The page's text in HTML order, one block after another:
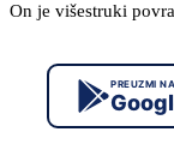
On je višestruki
PREUZMI NA